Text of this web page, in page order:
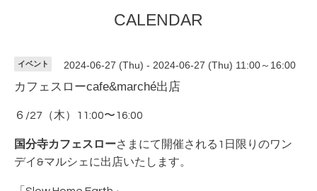
CALENDAR
イベント 2024-06-27 (Thu) - 2024-06-27 (Thu) 11:00～16:00
カフェスローcafe&marché出店
６/27（木）11:00〜16:00
国分寺カフェスローさまにて開催される1日限りのワン
デイ&マルシェに出店いたします。